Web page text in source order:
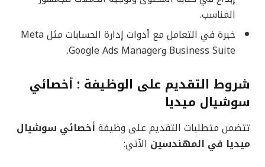
المناسب.
خبرة في التعامل مع أدوات إدارة الحسابات مثل Meta
Business Suite وGoogle Ads Manager.
شروط التقديم على الوظيفة : أخصائي
سوشيال ميديا
تتضمن متطلبات التقديم على وظيفةأخصائي سوشيال
ميديا في المهندسين الآتي: